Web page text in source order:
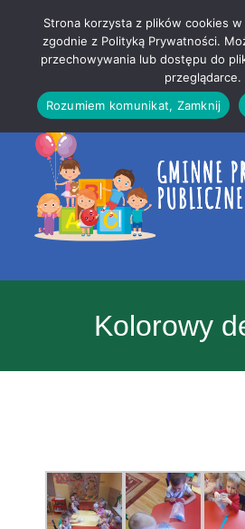
treści
strony
Kolorowy
Strona korzysta z plików cookies w
zgodnie z Polityką Prywatności.
przechowywania lub dostępu do
przeglądarce.
Rozumiem komunikat, Zamknij